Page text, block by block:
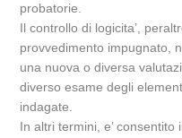
probatorie.
Il controllo di logicita’,
provvedimento impugnato,
una nuova o diversa
diverso esame degli
indagate.
In altri termini, e’